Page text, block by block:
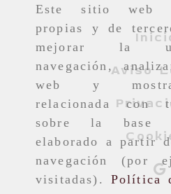
Este sitio web
propias y de
mejorar la
navegación,
web y
relacionada con
sobre la base
elaborado a partir
navegación (por
visitadas). Política
Aviso